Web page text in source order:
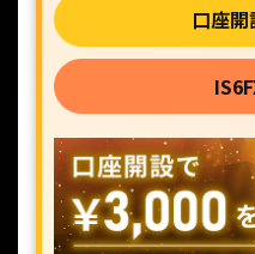
口座